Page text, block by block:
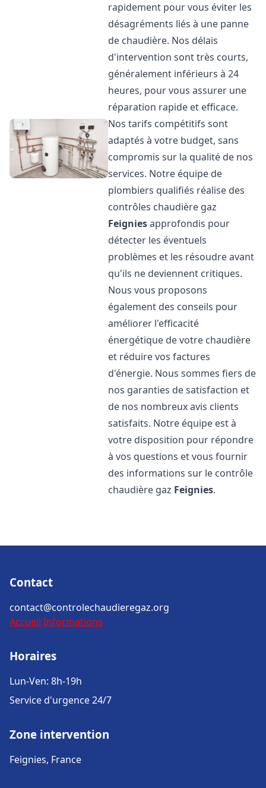
rapidement pour vous éviter les
désagréments liés à une panne
de chaudière. Nos délais
d'intervention sont très courts,
généralement inférieurs à 24
heures, pour vous assurer une
réparation rapide et efficace.
Nos tarifs compétitifs sont
adaptés à votre budget, sans
compromis sur la qualité de nos
services. Notre équipe de
plombiers qualifiés réalise des
contrôles chaudière gaz
Feigniesapprofondis pour
détecter les éventuels
problèmes et les résoudre avant
qu'ils ne deviennent critiques.
Nous vous proposons
également des conseils pour
améliorer l'efficacité
énergétique de votre chaudière
et réduire vos factures
d'énergie. Nous sommes fiers de
nos garanties de satisfaction et
de nos nombreux avis clients
satisfaits. Notre équipe est à
votre disposition pour répondre
à vos questions et vous fournir
des informations sur le contrôle
chaudière gaz Feignies.
Contact
contact@controlechaudieregaz.org
Accueil Informations
Horaires
Lun-Ven: 8h-19h
Service d'urgence 24/7
Zone intervention
Feignies, France